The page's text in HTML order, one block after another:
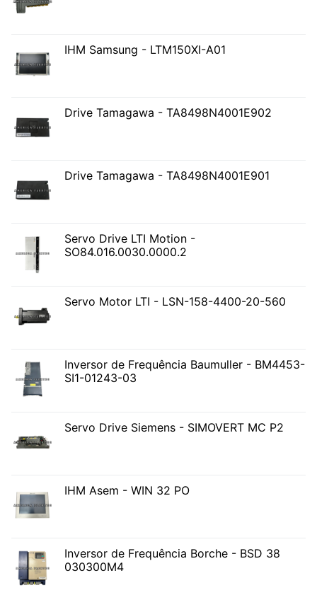
IHM Samsung - LTM150XI-A01
Drive Tamagawa - TA8498N4001E902
Drive Tamagawa - TA8498N4001E901
Servo Drive LTI Motion -
SO84.016.0030.0000.2
Servo Motor LTI - LSN-158-4400-20-560
Inversor de Frequência Baumuller - BM4453-
SI1-01243-03
Servo Drive Siemens - SIMOVERT MC P2
IHM Asem - WIN 32 PO
Inversor de Frequência Borche - BSD 38
030300M4